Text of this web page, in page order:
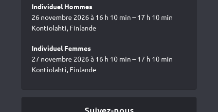
Individuel Hommes
26 novembre 2026 à 16 h 10 min – 17 h 10 min
Kontiolahti, Finlande
Individuel Femmes
27 novembre 2026 à 16 h 10 min – 17 h 10 min
Kontiolahti, Finlande